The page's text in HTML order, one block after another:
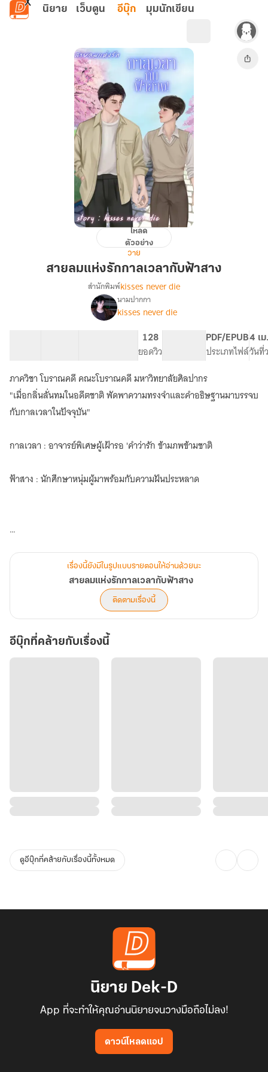
ข้ามไปยังเนื้อหาหลัก
นิยาย เว็บตูน อีบุ๊ก มุมนักเขียน
สายลม
รัก
เวลา
โหลด
ตัวอย่าง
วาย
สายลมแห่งรักกาลเวลากับฟ้าสาง
เรื่อง
สายลม
แห่ง
รัก
กาล
เวลา
กับ
ฟ้า
สาง
สำนักพิมพ์kisses never die
นามปากกา
kisses never die
128
ยอดวิว
PDF/EPUB
ประเภทไฟล์
4 เ
วันที่
ภาควิชา โบราณคดี คณะโบราณคดี มหาวิทยาลัยศิลปากร
"เมื่อกลิ่นลั่นทมในอดีตชาติ พัดพาความทรงจำและคำอธิษฐานมาบรรจบ
กับกาลเวลาในปัจจุบัน"
กาลเวลา : อาจารย์พิเศษผู้เฝ้ารอ 'คำว่ารัก ข้ามภพข้ามชาติ
ฟ้าสาง : นักศึกษาหนุ่มผู้มาพร้อมกับความฝันประหลาด
เสียงระฆัง ลมพัดกระดิ่งแผ่วเบาคลอเคล้ากับเสียงสวดมนต์เบา ๆ ของ
พระสงฆ์ที่กำลังเจริญภาวนา สองมือพนมก้มกราบพระประธานชุดสีขาว
สะอาดบริสุทธิ์ ผมยาวสลวยใบหน้าของลั่นทม เต็มไปด้วยความเศร้าและ
ความสิ้นหวัง
เรื่องนี้ยังมีในรูปแบบรายตอนให้อ่านด้วยนะ
สายลมแห่งรักกาลเวลากับฟ้าสาง
ติดตามเรื่องนี้
อีบุ๊กที่คล้ายกับเรื่องนี้
ดูอีบุ๊กที่คล้ายกับเรื่องนี้ทั้งหมด
นิยาย Dek-D
App ที่จะทำให้คุณอ่านนิยายจนวางมือถือไม่ลง!
ดาวน์โหลดแอป